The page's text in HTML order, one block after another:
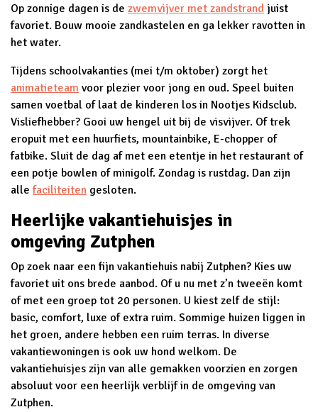
Op zonnige dagen is de zwemvijver met zandstrand juist
favoriet. Bouw mooie zandkastelen en ga lekker ravotten in
het water.
Tijdens schoolvakanties (mei t/m oktober) zorgt het
animatieteam voor plezier voor jong en oud. Speel buiten
samen voetbal of laat de kinderen los in Nootjes Kidsclub.
Visliefhebber? Gooi uw hengel uit bij de visvijver. Of trek
eropuit met een huurfiets, mountainbike, E-chopper of
fatbike. Sluit de dag af met een etentje in het restaurant of
een potje bowlen of minigolf. Zondag is rustdag. Dan zijn
allefaciliteiten gesloten.
Heerlijke vakantiehuisjes in
omgeving Zutphen
Op zoek naar een fijn vakantiehuis nabij Zutphen? Kies uw
favoriet uit ons brede aanbod. Of u nu met z’n tweeën komt
of met een groep tot 20 personen. U kiest zelf de stijl:
basic, comfort, luxe of extra ruim. Sommige huizen liggen in
het groen, andere hebben een ruim terras. In diverse
vakantiewoningen is ook uw hond welkom. De
vakantiehuisjes zijn van alle gemakken voorzien en zorgen
absoluut voor een heerlijk verblijf in de omgeving van
Zutphen.